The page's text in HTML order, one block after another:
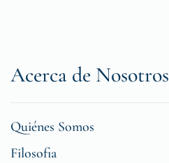
Acerca de Nosotros
Quiénes Somos
Filosofia